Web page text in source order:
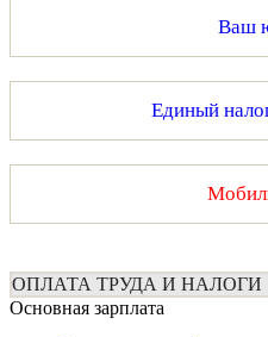
Ваш
Единый
ОПЛАТА ТРУДА И НАЛОГИ
Основная зарплата